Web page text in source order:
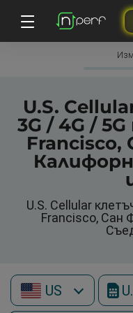
U.S.
3G / 4G /
Francisco,
U.S. Cellular
Francisco, Сан
US